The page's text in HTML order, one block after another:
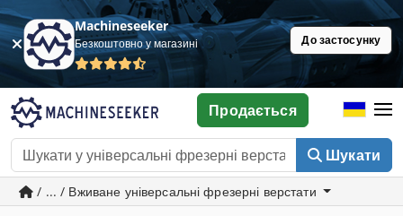
Machineseeker
Безкоштовно у магазині До застосунку
Шукати
Продається
/ ... / Вживане універсальні фрезерні верстати